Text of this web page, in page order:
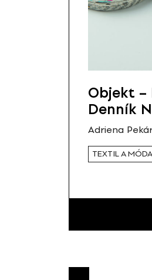
Objekt –
Denník
Adriena
TEXTIL A MÓDA